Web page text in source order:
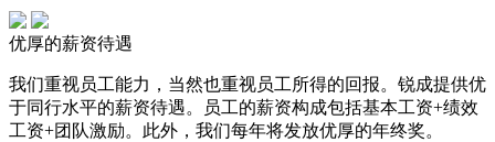
优厚的薪资待遇
我们重视员工能力，当然也重视员工所得的回报。锐成提供优
于同行水平的薪资待遇。员工的薪资构成包括基本工资+绩效
工资+团队激励。此外，我们每年将发放优厚的年终奖。